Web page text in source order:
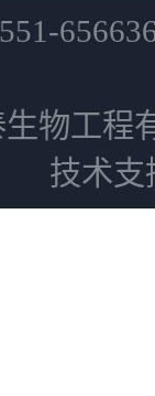
物工程
技术